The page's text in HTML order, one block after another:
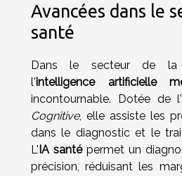
Avancées dans le
santé
Dans le secteur de la
l'intelligence artificielle
incontournable. Dotée de l'
Cognitive, elle assiste les
dans le diagnostic et le
L' IA santépermet un
précision, réduisant les